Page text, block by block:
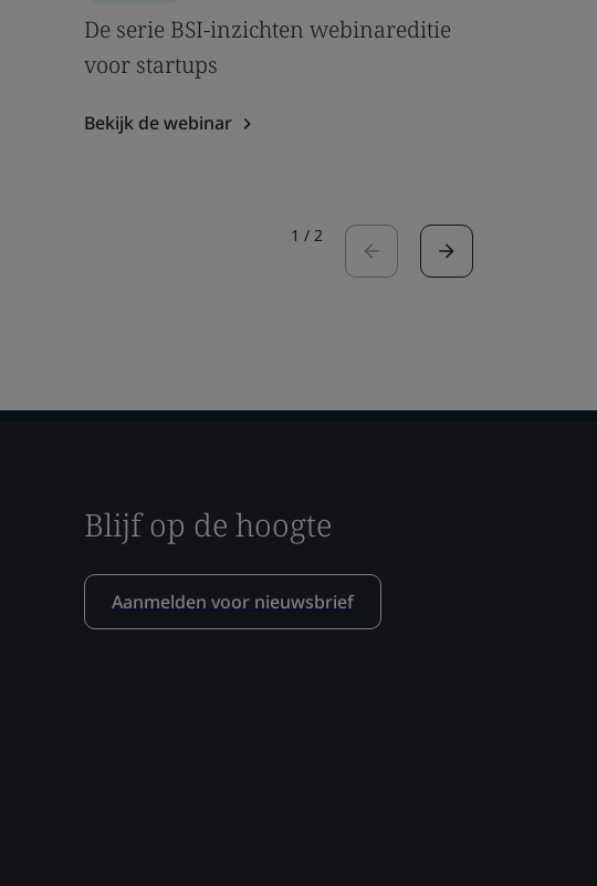
De serie BSI-inzichten webinareditie
voor startups
Bekijk de webinar
1 / 2
Blijf op de hoogte
Aanmelden voor nieuwsbrief